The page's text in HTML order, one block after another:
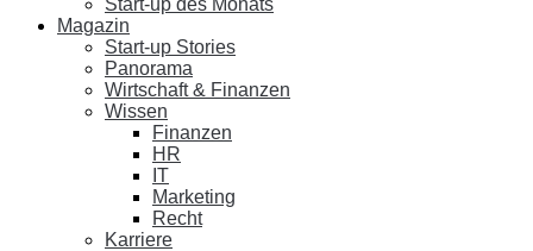
Start-up des Monats
Magazin
Start-up Stories
Panorama
Wirtschaft & Finanzen
Wissen
Finanzen
HR
IT
Marketing
Recht
Karriere